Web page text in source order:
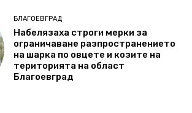
БЛАГОЕВГРАД
Набелязаха строги мерки за
ограничаване разпространението
на шарка по овцете и козите на
територията на област
Благоевград